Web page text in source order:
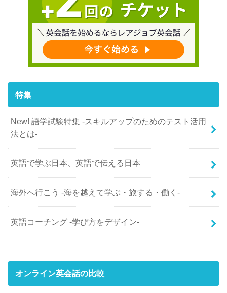
特集
New! 語学試験特集 -スキルアップのためのテスト活用
法とは-
英語で学ぶ日本、英語で伝える日本
海外へ行こう -海を越えて学ぶ・旅する・働く-
英語コーチング -学び方をデザイン-
オンライン英会話の比較